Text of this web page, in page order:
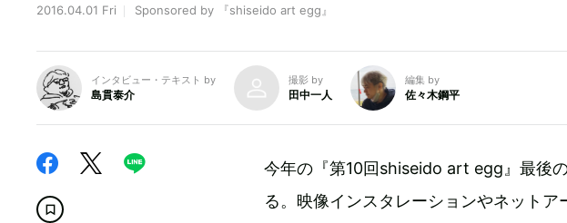
2016.04.01 Fri Sponsored by 『shiseido art egg』
インタビュー・テキスト by
島貫泰介
撮影 by
田中一人
編集 by
佐々木鋼平
今年の『第10回shiseido art egg』最後
る。映像インスタレーションやネット